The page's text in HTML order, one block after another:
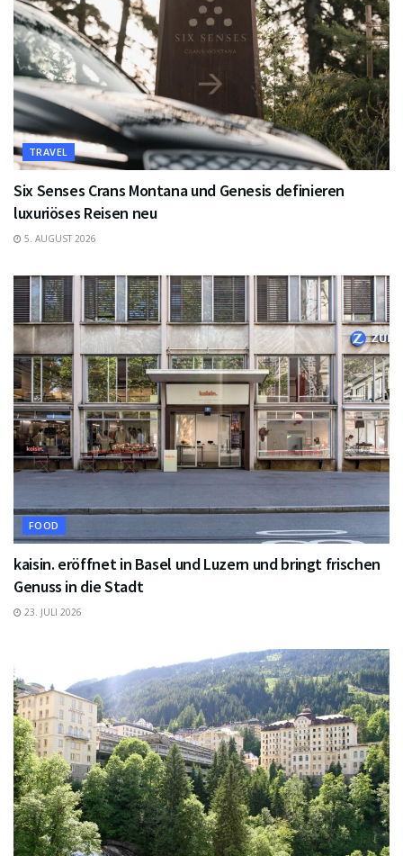
TRAVEL
Six Senses Crans Montana und Genesis definieren
luxuriöses Reisen neu
5. AUGUST 2026
FOOD
kaisin. eröffnet in Basel und Luzern und bringt frischen
Genuss in die Stadt
23. JULI 2026